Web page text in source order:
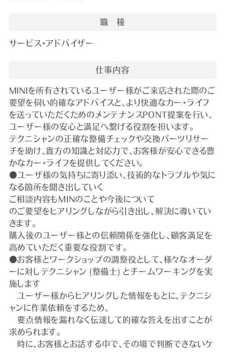
職 種
サービス・アドバイザー
仕事内容
MINIを所有されているユーザー様がご来店された際のご
要望を伺い的確なアドバイスと、より快適なカー・ライフ
を送っていただくためのメンテナンスPONT提案を行い、
ユーザー様の安心と満足へ繋げる役割を担います。
テクニシャンの正確な整備チェックや交換パーツリサー
チを助け、貴方の知識と対応力で、お客様が安心できる豊
かなカー・ライフを提供してください。
●ユーザ様の気持ちに寄り添い、技術的なトラブルや気に
なる箇所を聞き出していく
ご相談内容もMINのことや今後について
のご要望をヒアリングしながら引き出し、解決に導いてい
きます。
購入後のユーザー様との信頼関係を強化し、顧客満足を
高めていただく重要な役割です。
●お客様とワークショップの調整役として、様々なオーダ
ーに対しテクニシャン (整備士) とチームワーキングを実
施します
ユーザー様からヒアリングした情報をもとに、テクニシ
ャンに作業依頼をするため、
要点情報を漏れなく伝達して的確な答えを出すことが
求められます。
時に、お客様とお話する中で、その場で判断できないケ